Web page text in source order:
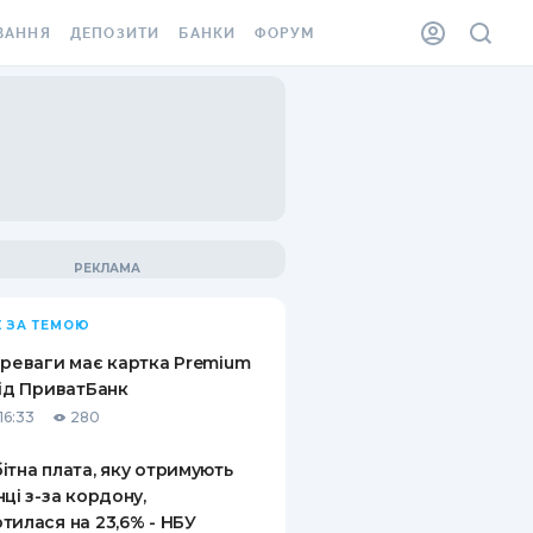
ВІНЬЄТКА
ВІД
ВИПАДКІВ
ДЕПОЗИТИ
ПИТАННЯ ТА ВІДПОВІДІ
ПУТІВНИКИ ПО
БАНКИ ФОРУМ
ЗА ТЕМОЮ
має картка Premium
ПриватБанк
280
плата, яку отримують
з-за кордону,
на 23,6% - НБУ